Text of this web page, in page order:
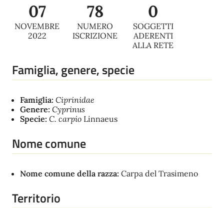
07
NOVEMBRE
2022
78
NUMERO
ISCRIZIONE
0
SOGGETTI
ADERENTI
ALLA RETE
Famiglia, genere, specie
Famiglia: Ciprinidae
Genere: Cyprinus
Specie: C. carpio Linnaeus
Nome comune
Nome comune della razza: Carpa del Trasimeno
Territorio